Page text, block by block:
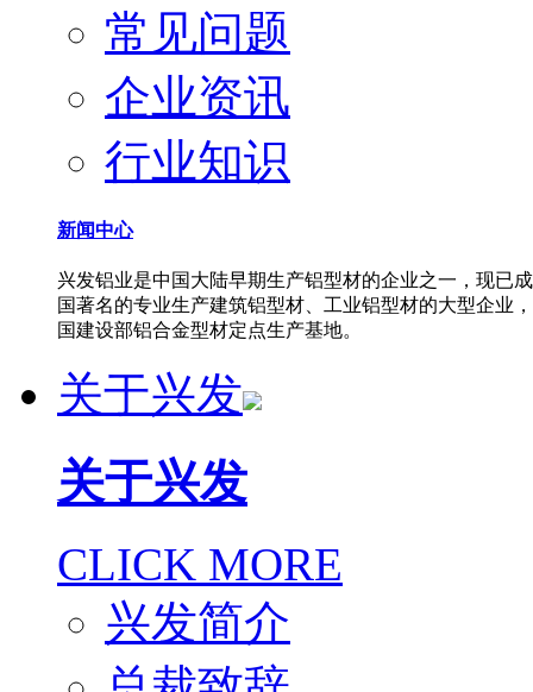
常见问题
企业资讯
行业知识
新闻中心
兴发铝业是中国大陆早期生产铝型材的企业之一，现已
国著名的专业生产建筑铝型材、工业铝型材的大型企业
国建设部铝合金型材定点生产基地。
关于兴发
关于兴发
CLICK MORE
兴发简介